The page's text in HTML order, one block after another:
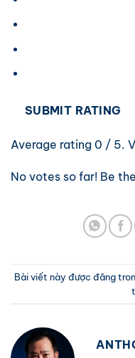
SUBMIT RATING
Average rating 0 / 5.
No votes so far! Be
Bài viết này được đăng